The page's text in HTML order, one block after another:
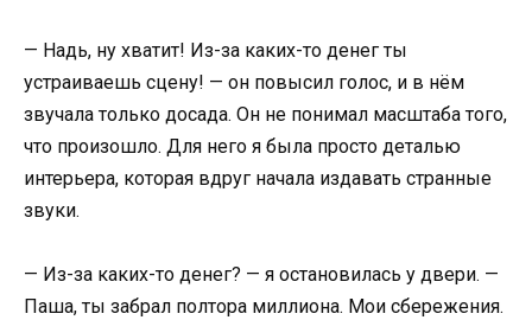
— Надь, ну хватит! Из-за каких-то денег ты
устраиваешь сцену! — он повысил голос, и в нём
звучала только досада. Он не понимал масштаба того,
что произошло. Для него я была просто деталью
интерьера, которая вдруг начала издавать странные
звуки.
— Из-за каких-то денег? — я остановилась у двери. —
Паша, ты забрал полтора миллиона. Мои сбережения.